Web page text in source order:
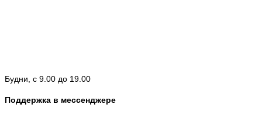
Будни, с 9.00 до 19.00
Поддержка в мессенджере